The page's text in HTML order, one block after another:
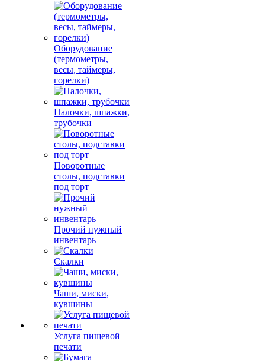
Оборудование
(термометры,
весы, таймеры,
горелки)
Палочки, шпажки,
трубочки
Поворотные
столы, подставки
под торт
Прочий нужный
инвентарь
Скалки
Чаши, миски,
кувшины
Услуга пищевой
печати